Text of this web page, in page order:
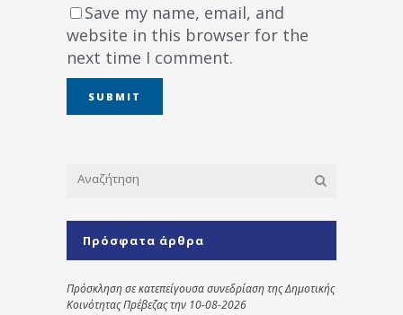
Save my name, email, and
website in this browser for the
next time I comment.
Πρόσφατα άρθρα
Πρόσκληση σε κατεπείγουσα συνεδρίαση της Δημοτικής
Κοινότητας Πρέβεζας την 10-08-2026